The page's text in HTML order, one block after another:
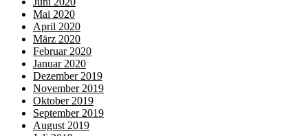
Mai 2020
April 2020
März 2020
Februar 2020
Januar 2020
Dezember 2019
November 2019
Oktober 2019
September 2019
August 2019